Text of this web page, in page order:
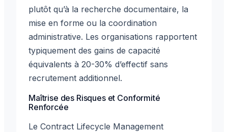
plutôt qu’à la recherche documentaire, la
mise en forme ou la coordination
administrative. Les organisations rapportent
typiquement des gains de capacité
équivalents à 20-30% d’effectif sans
recrutement additionnel.
Maîtrise des Risques et Conformité
Renforcée
Le Contract Lifecycle Management